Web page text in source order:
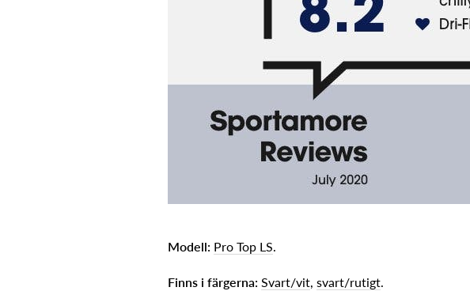
Modell: Pro Top LS.
Finns i färgerna: Svart/vit, svart/rutigt.